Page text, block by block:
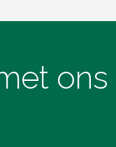
ons